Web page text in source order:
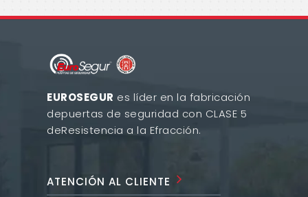
EUROSEGUR es líder en la fabricación
depuertas de seguridad con CLASE 5
deResistencia a la Efracción.
ATENCIÓN AL CLIENTE